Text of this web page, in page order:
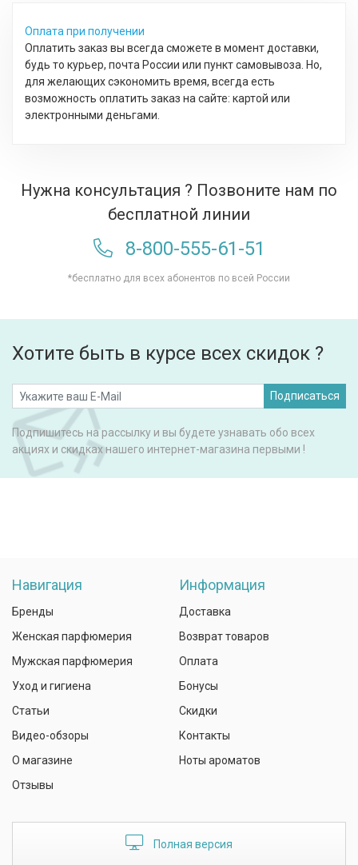
Оплата при получении
Оплатить заказ вы всегда сможете в момент доставки,
будь то курьер, почта России или пункт самовывоза. Но,
для желающих сэкономить время, всегда есть
возможность оплатить заказ на сайте: картой или
электронными деньгами.
Нужна консультация ? Позвоните нам по
бесплатной линии
8-800-555-61-51
*бесплатно для всех абонентов по всей России
Хотите быть в курсе всех скидок ?
Подписаться
Подпишитесь на рассылку и вы будете узнавать обо всех
акциях и скидках нашего интернет-магазина первыми !
Навигация
Бренды
Женская парфюмерия
Мужская парфюмерия
Уход и гигиена
Статьи
Видео-обзоры
О магазине
Отзывы
Информация
Доставка
Возврат товаров
Оплата
Бонусы
Скидки
Контакты
Ноты ароматов
Полная версия